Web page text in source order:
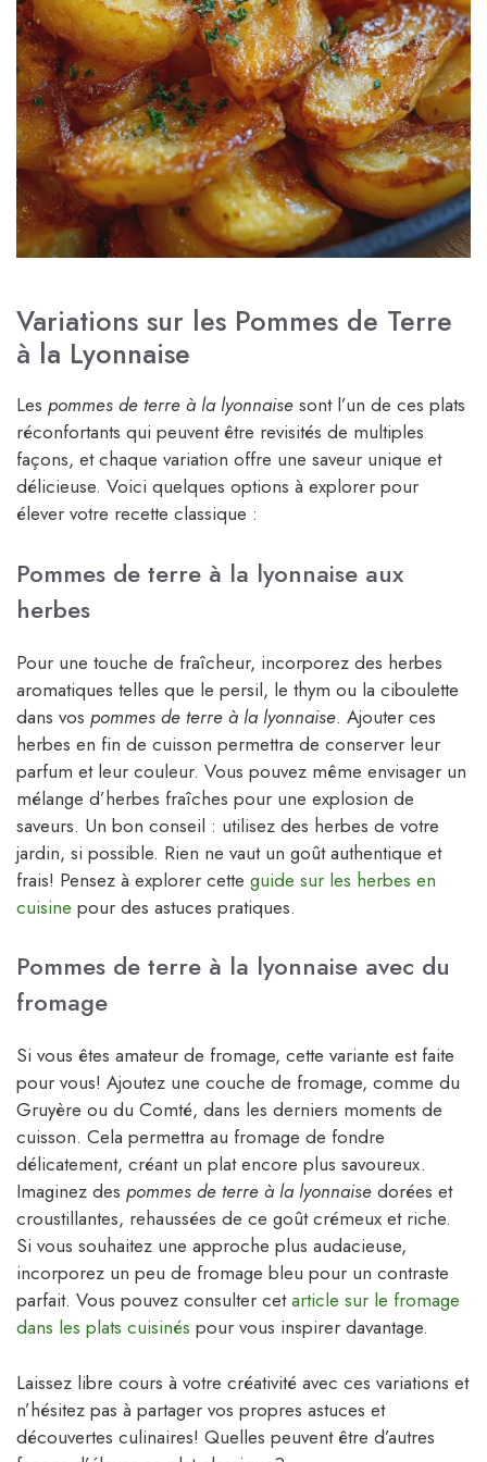
Variations sur les Pommes de Terre
à la Lyonnaise
Les pommes de terre à la lyonnaise sont l’un de ces plats
réconfortants qui peuvent être revisités de multiples
façons, et chaque variation offre une saveur unique et
délicieuse. Voici quelques options à explorer pour
élever votre recette classique :
Pommes de terre à la lyonnaise aux
herbes
Pour une touche de fraîcheur, incorporez des herbes
aromatiques telles que le persil, le thym ou la ciboulette
dans vos pommes de terre à la lyonnaise. Ajouter ces
herbes en fin de cuisson permettra de conserver leur
parfum et leur couleur. Vous pouvez même envisager un
mélange d’herbes fraîches pour une explosion de
saveurs. Un bon conseil : utilisez des herbes de votre
jardin, si possible. Rien ne vaut un goût authentique et
frais! Pensez à explorer cette guide sur les herbes en
cuisine pour des astuces pratiques.
Pommes de terre à la lyonnaise avec du
fromage
Si vous êtes amateur de fromage, cette variante est faite
pour vous! Ajoutez une couche de fromage, comme du
Gruyère ou du Comté, dans les derniers moments de
cuisson. Cela permettra au fromage de fondre
délicatement, créant un plat encore plus savoureux.
Imaginez des pommes de terre à la lyonnaise dorées et
croustillantes, rehaussées de ce goût crémeux et riche.
Si vous souhaitez une approche plus audacieuse,
incorporez un peu de fromage bleu pour un contraste
parfait. Vous pouvez consulter cetarticle sur le fromage
dans les plats cuisinés pour vous inspirer davantage.
Laissez libre cours à votre créativité avec ces variations et
n’hésitez pas à partager vos propres astuces et
découvertes culinaires! Quelles peuvent être d’autres